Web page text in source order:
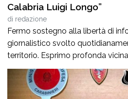
Calabria Luigi Longo”
di redazione
Fermo sostegno alla libertà di
giornalistico svolto
territorio. Esprimo profonda
solidarietà al Direttore di
e a tutta la redazione per i recenti
che hanno interessato la testata.